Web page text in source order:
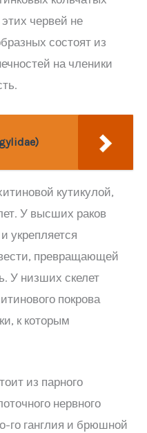
червей не
состоят из
на членики
кутикулой,
У высших раков
укрепляется
превращающей
У низших скелет
покрова
к которым
из парного
нервного
го ганглия и брюшной